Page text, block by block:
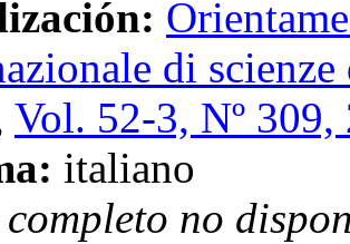
di
Vol. 52-3, Nº 309,
italiano
completo no